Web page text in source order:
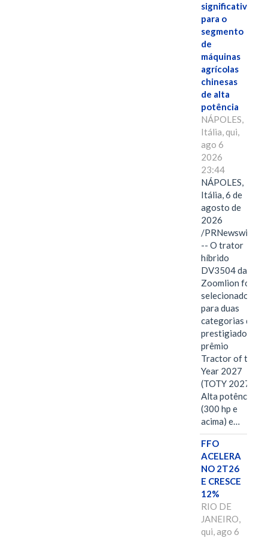
significativo
para o
segmento
de
máquinas
agrícolas
chinesas
de alta
potência
NÁPOLES,
Itália, qui,
ago 6
2026
23:44
NÁPOLES,
Itália, 6 de
agosto de
2026
/PRNewswire/
-- O trator
híbrido
DV3504 da
Zoomlion foi
selecionado
para duas
categorias do
prestigiado
prêmio
Tractor of the
Year 2027
(TOTY 2027:
Alta potência
(300 hp e
acima) e…
FFO
ACELERA
NO 2T26
E CRESCE
12%
RIO DE
JANEIRO,
qui, ago 6